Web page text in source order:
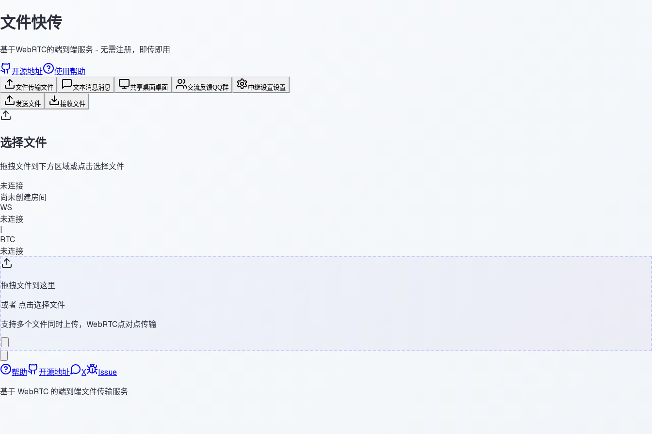
文件快传
基于WebRTC的端到端服务 - 无需注册，即传即用
开源地址 使用帮助
文件传输文件 文本消息消息 共享桌面桌面 交流反馈QQ群 中继设置设置
发送文件 接收文件
选择文件
拖拽文件到下方区域或点击选择文件
未连接
尚未创建房间
WS
未连接
|
RTC
未连接
拖拽文件到这里
或者 点击选择文件
支持多个文件同时上传，WebRTC点对点传输
帮助 开源地址 X
Issue
基于 WebRTC 的端到端文件传输服务